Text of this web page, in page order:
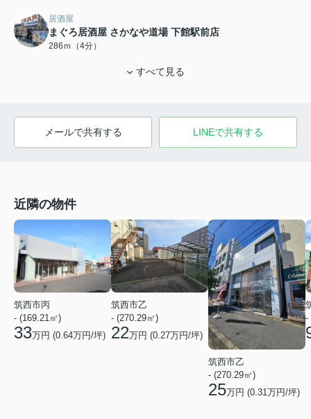
居酒屋
まぐろ居酒屋 さかなや道場 下館駅前店
286ｍ（4分）
すべて見る
メールで共有する LINEで共有する
近隣の物件
筑西市丙
- (169.21㎡)
33万円 (0.64万円/坪)
筑西市乙
- (270.29㎡)
22万円 (0.27万円/坪)
筑西市乙
- (270.29㎡)
25万円 (0.31 万円/坪)
-